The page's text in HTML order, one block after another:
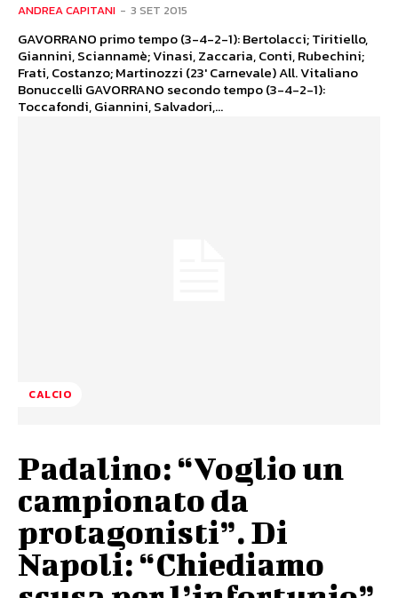
ANDREA CAPITANI - 3 SET 2015
GAVORRANO primo tempo (3-4-2-1): Bertolacci; Tiritiello,
Giannini, Sciannamè; Vinasi, Zaccaria, Conti, Rubechini;
Frati, Costanzo; Martinozzi (23' Carnevale) All. Vitaliano
Bonuccelli GAVORRANO secondo tempo (3-4-2-1):
Toccafondi, Giannini, Salvadori,...
CALCIO
Padalino: “Voglio un
campionato da
protagonisti”. Di
Napoli: “Chiediamo